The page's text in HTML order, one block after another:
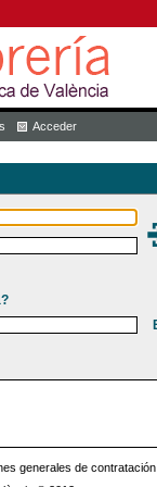
Acceder
generales de contratación